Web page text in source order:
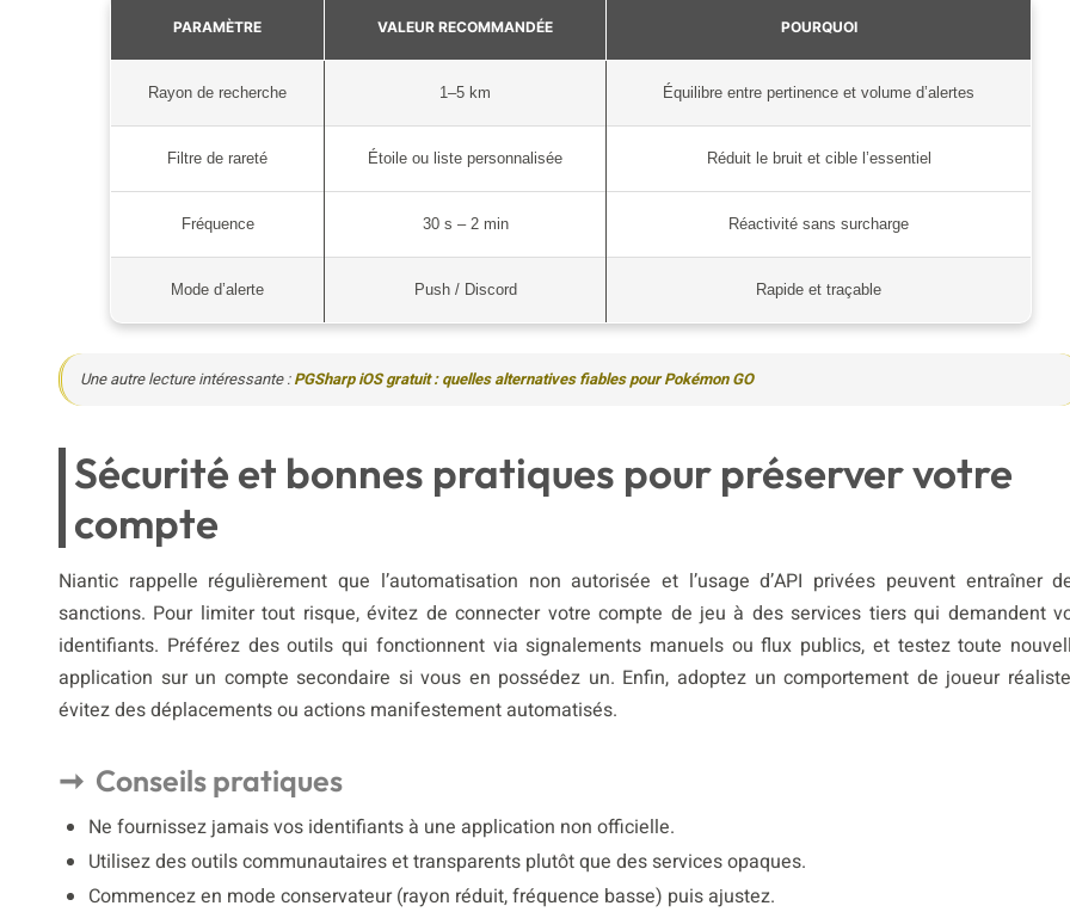
PARAMÈTRE VALEUR RECOMMANDÉE POURQUOI
Rayon de recherche 1–5 km Équilibre entre pertinence et volume d’alertes
Filtre de rareté Étoile ou liste personnalisée Réduit le bruit et cible l’essentiel
Fréquence 30 s – 2 min Réactivité sans surcharge
Mode d’alerte Push / Discord Rapide et traçable
Une autre lecture intéressante :PGSharp iOS gratuit : quelles alternatives fiables pour Pokémon GO
Sécurité et bonnes pratiques pour préserver votre
compte
Niantic rappelle régulièrement que l’automatisation non autorisée et l’usage d’API privées peuvent entraîner
sanctions. Pour limiter tout risque, évitez de connecter votre compte de jeu à des services tiers qui demandent
identifiants. Préférez des outils qui fonctionnent via signalements manuels ou flux publics, et testez toute
application sur un compte secondaire si vous en possédez un. Enfin, adoptez un comportement de joueur
évitez des déplacements ou actions manifestement automatisés.
Conseils pratiques
Ne fournissez jamais vos identifiants à une application non officielle.
Utilisez des outils communautaires et transparents plutôt que des services opaques.
Commencez en mode conservateur (rayon réduit, fréquence basse) puis ajustez.